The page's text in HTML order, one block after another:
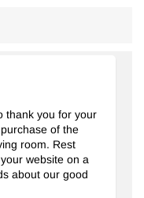
thank you for your
of the
room. Rest
website on a
about our good